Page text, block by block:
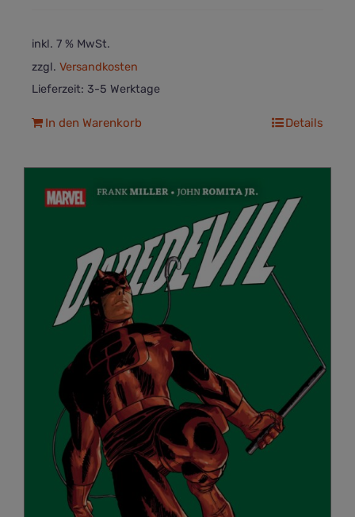
inkl. 7 % MwSt.
zzgl. Versandkosten
Lieferzeit: 3-5 Werktage
In den Warenkorb Details